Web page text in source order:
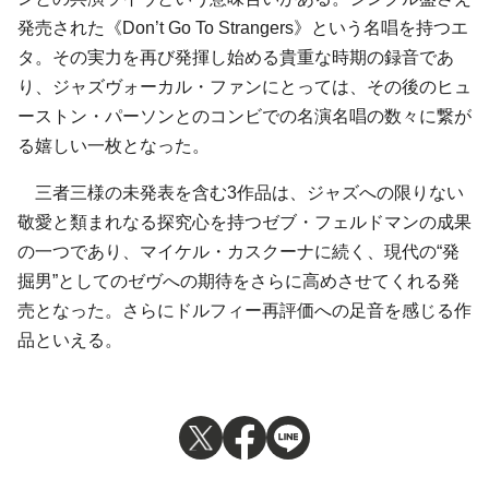
発売された《Don’t Go To Strangers》という名唱を持つエ
タ。その実力を再び発揮し始める貴重な時期の録音であ
り、ジャズヴォーカル・ファンにとっては、その後のヒュ
ーストン・パーソンとのコンビでの名演名唱の数々に繋が
る嬉しい一枚となった。
三者三様の未発表を含む3作品は、ジャズへの限りない
敬愛と類まれなる探究心を持つゼブ・フェルドマンの成果
の一つであり、マイケル・カスクーナに続く、現代の“発
掘男”としてのゼヴへの期待をさらに高めさせてくれる発
売となった。さらにドルフィー再評価への足音を感じる作
品といえる。